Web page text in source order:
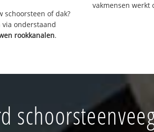
schoorsteen of dak?
onderstaand
rookkanalen.
vakmensen werkt